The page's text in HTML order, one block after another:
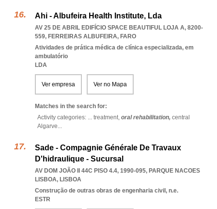
Ahi - Albufeira Health Institute, Lda
AV 25 DE ABRIL EDIFÍCIO SPACE BEAUTIFUL LOJA A, 8200-
559, FERREIRAS ALBUFEIRA, FARO
Atividades de prática médica de clínica especializada, em
ambulatório
LDA
Ver empresa Ver no Mapa
Matches in the search for:
Activity categories: ... treatment, oral rehabilitation, central
Algarve...
Sade - Compagnie Générale De Travaux
D'hidraulique - Sucursal
AV DOM JOÃO II 44C PISO 4.4, 1990-095, PARQUE NACOES
LISBOA, LISBOA
Construção de outras obras de engenharia civil, n.e.
ESTR